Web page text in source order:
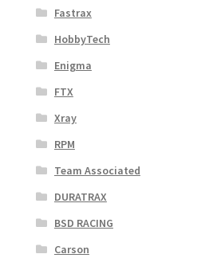
Fastrax
HobbyTech
Enigma
FTX
Xray
RPM
Team Associated
DURATRAX
BSD RACING
Carson